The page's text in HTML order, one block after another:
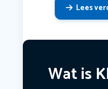
Lees
Wat is